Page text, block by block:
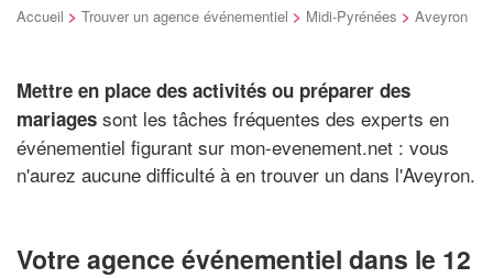
Accueil > Trouver un agence événementiel > Midi-Pyrénées > Aveyron
Mettre en place des activités ou préparer des
mariages sont les tâches fréquentes des experts en
événementiel figurant sur mon-evenement.net : vous
n'aurez aucune difficulté à en trouver un dans l'Aveyron.
Votre agence événementiel dans le 12